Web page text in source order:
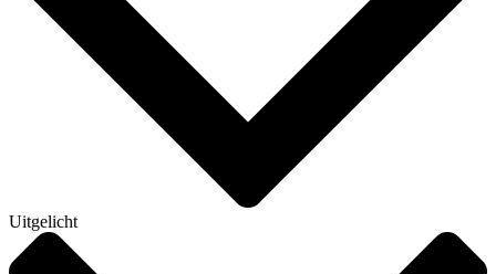
Uitgelicht